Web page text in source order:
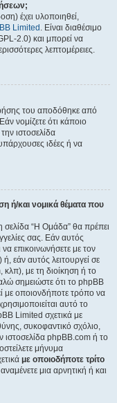
έχει υλοποιηθεί,
Limited . Είναι διαθέσιμο
2.0) και μπορεί να
λεπτομέρειες.
του αποδόθηκε από
νομίζετε ότι κάποιο
ιστοσελίδα
ιδέες ή να
ή/και νομικά θέματα που
σελίδα “Η Ομάδα” θα πρέπει
σας. Εάν αυτός
επικοινωνήσετε με τον
) ή, εάν αυτός λειτουργεί σε
με τη διοίκηση ή το
σημειώστε ότι το phpBB
με οποιονδήποτε τρόπο να
αυτό το
Limited σχετικά με
συκοφαντικό σχόλιο,
ιστοσελίδα phpBB.com ή το
μήνυμα
με οποιοδήποτε τρίτο
μια αρνητική ή και